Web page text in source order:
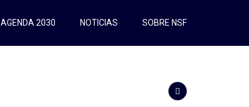
AGENDA 2030 NOTICIAS SOBRE NSF